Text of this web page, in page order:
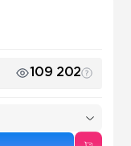
109 202